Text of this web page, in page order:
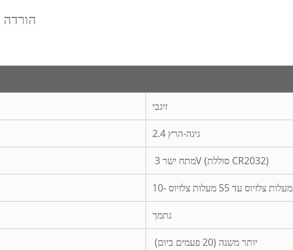
הורדה
זיגבי
2.4 גיגה-הרץ
מתח ישר 3V (סוללת CR2032)
10- מעלות צלזיוס עד 55 מעלות צלזיוס
נתמך
יותר משנה (20 פעמים ביום)